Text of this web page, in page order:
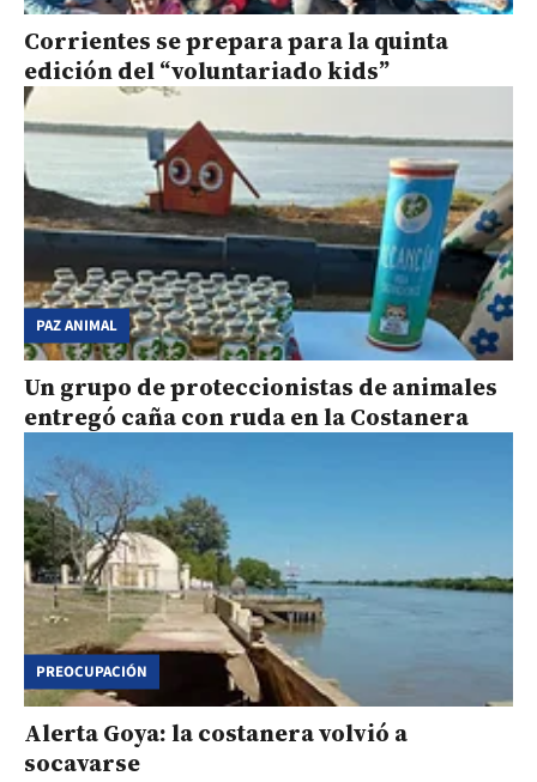
Corrientes se prepara para la quinta
edición del “voluntariado kids”
PAZ ANIMAL
Un grupo de proteccionistas de animales
entregó caña con ruda en la Costanera
PREOCUPACIÓN
Alerta Goya: la costanera volvió a
socavarse